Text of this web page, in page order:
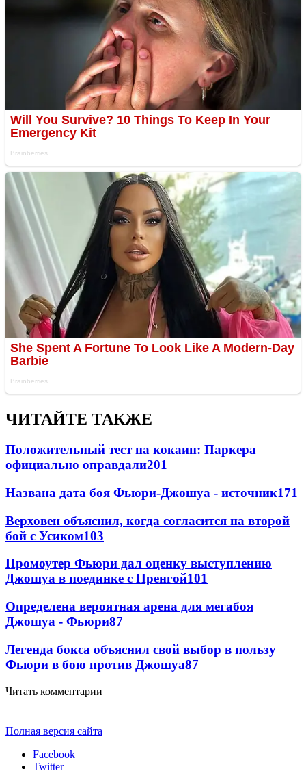
ЧИТАЙТЕ ТАКЖЕ
Положительный тест на кокаин: Паркера
официально оправдали201
Названа дата боя Фьюри-Джошуа - источник171
Верховен объяснил, когда согласится на второй
бой с Усиком103
Промоутер Фьюри дал оценку выступлению
Джошуа в поединке с Пренгой101
Определена вероятная арена для мегабоя
Джошуа - Фьюри87
Легенда бокса объяснил свой выбор в пользу
Фьюри в бою против Джошуа87
Читать комментарии
Полная версия сайта
Facebook
Twitter